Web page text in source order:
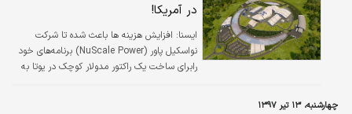
در آمریکا!
ایسنا: افزایش هزینه ها باعث شده تا شرکت
نواسکیل پاور (NuScale Power) برنامه‌های خود
رابرای ساخت یک راکتور مدولار کوچک در یوتا به
چهارشنبه، ۱۳ تیر ۱۳۹۷